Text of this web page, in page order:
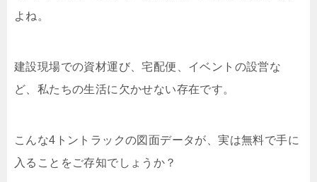
よね。
建設現場での資材運び、宅配便、イベントの設営な
ど、私たちの生活に欠かせない存在です。
こんな4トントラックの図面データが、実は無料で手に
入ることをご存知でしょうか？